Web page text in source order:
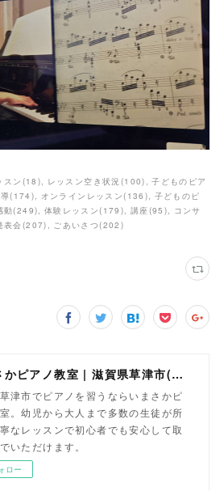
スン (18 ) レッスン空き状況(100)
子どものピア
( 174 ) オンラインレッスン( 136 )
子どものピ
動(249) 体験レッスン( 179 ) 講座 (95 )
コンサ
表会(207) ごあいさつ(202 )
いまさかピアノ教室 | 滋賀県草津市(南草津)のピアノ教室
津市でピアノを習うならいまさかピ
。幼児から大人まで多数の生徒が所
なレッスンで初心者でも安心して取
いただけます。
ロー